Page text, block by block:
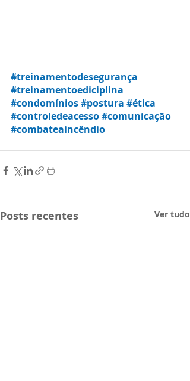
#treinamentodesegurança
#treinamentoediciplina
#condomínios#postura #ética
#controledeacesso#comunicação
#combateaincêndio
Posts recentes Ver tudo